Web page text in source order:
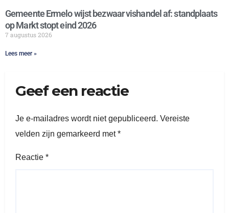
Gemeente Ermelo wijst bezwaar vishandel af: standplaats
op Markt stopt eind 2026
7 augustus 2026
Lees meer »
Geef een reactie
Je e-mailadres wordt niet gepubliceerd. Vereiste
velden zijn gemarkeerd met*
Reactie *